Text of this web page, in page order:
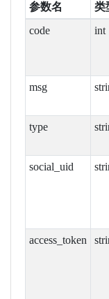
参数名
类
code
int
msg
type
social_uid
access_token